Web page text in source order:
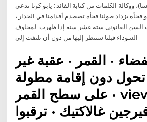
ووكالة الكلمات من كتابة القائد : يابو كوتا ندعي
و فجأة يزداد طولنا فجأة تصطدم أقدامنا في الجدار ،
السن القانوني ستة عشر سنه إذا ظهرت المخاوف
السوداء قبلنا سننظر إليها من دون أن نلتفت إلى
· القمر · عقبة غير
تحول دون إقامة مطولة
على سطح القمر · view · سياحة
غالاكتيك · ترقبوا